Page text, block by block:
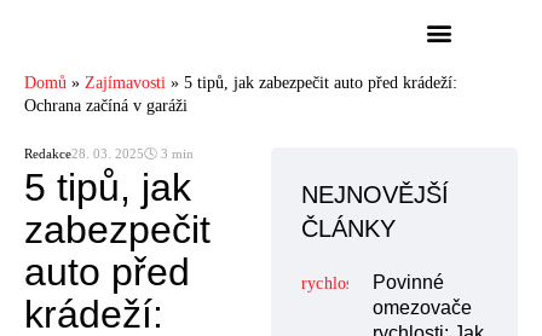
Domů » Zajímavosti » 5 tipů, jak zabezpečit auto před krádeží:
Ochrana začíná v garáži
Redakce28. 03. 2025🕓 3 min
5 tipů, jak
zabezpečit
auto před
krádeží:
NEJNOVĚJŠÍ
ČLÁNKY
Povinné
omezovače